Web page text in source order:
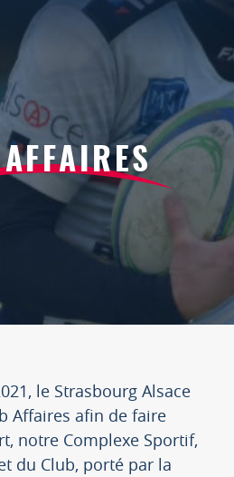
le Strasbourg Alsace
Affaires afin de faire
notre Complexe Sportif,
du Club, porté par la